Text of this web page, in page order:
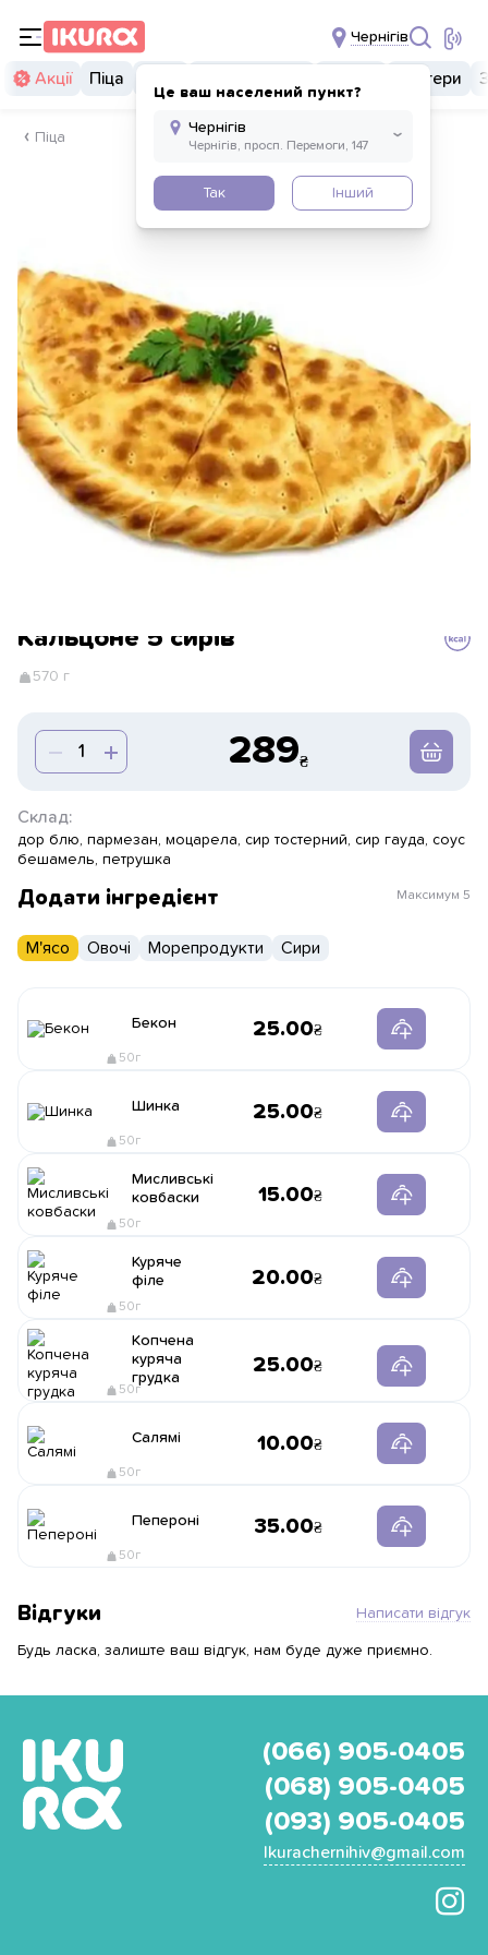
Чернігів
Це ваш населений пункт?
Так Інший
Акції Піца Бургери
Піца
Кальцоне 5 сирів
570 г
289
Склад:
дор блю, пармезан, моцарела, сир тостерний, сир гауда, соус
бешамель, петрушка
Додати інгредієнт Максимум 5
М'ясо Овочі Морепродукти Сири
Бекон
50г
25.00
Шинка
50г
25.00
Мисливські
ковбаски
50г
15.00
Куряче
філе
50г
20.00
Копчена
куряча
грудка
50г
25.00
Салямі
50г
10.00
Пепероні
50г
35.00
Відгуки Написати відгук
Будь ласка, залиште ваш відгук, нам буде дуже приємно.
(066) 905-0405
(068) 905-0405
(093) 905-0405
Ikurachernihiv@gmail.com